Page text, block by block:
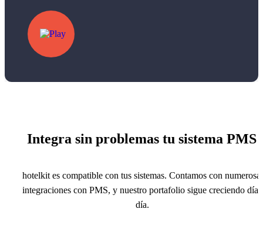
Integra sin problemas tu sistema PMS
hotelkit es compatible con tus sistemas. Contamos con
integraciones con PMS, y nuestro portafolio sigue creciendo día
día.